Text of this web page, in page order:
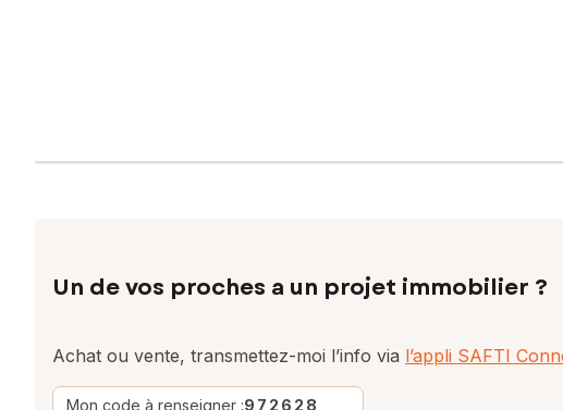
Un de vos proches a un projet immobilier ?
Achat ou vente, transmettez-moi l’info via l’appli SAFTI
Mon code à renseigner :972628